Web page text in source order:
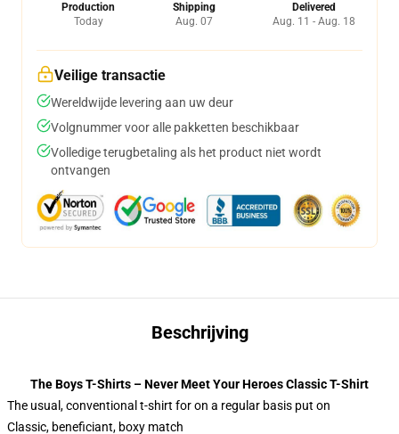
Production
Today
Shipping
Aug. 07
Delivered
Aug. 11 - Aug. 18
Veilige transactie
Wereldwijde levering aan uw deur
Volgnummer voor alle pakketten beschikbaar
Volledige terugbetaling als het product niet wordt
ontvangen
Beschrijving
The Boys T-Shirts – Never Meet Your Heroes Classic T-Shirt
The usual, conventional t-shirt for on a regular basis put on
Classic, beneficiant, boxy match